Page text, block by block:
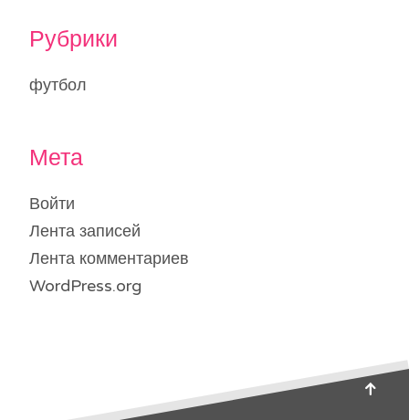
Рубрики
футбол
Мета
Войти
Лента записей
Лента комментариев
WordPress.org